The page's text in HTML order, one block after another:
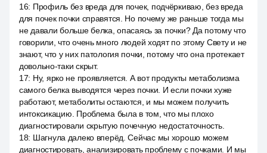
16: Профиль без вреда для почек, подчёркиваю, без вреда
для почек почки справятся. Но почему же раньше тогда мы
не давали больше белка, опасаясь за почки? Да потому что
говорили, что очень много людей ходят по этому Свету и не
знают, что у них патология почки, потому что она протекает
довольно-таки скрыт.
17: Ну, ярко не проявляется. А вот продукты метаболизма
самого белка выводятся через почки. И если почки хуже
работают, метаболиты остаются, и мы можем получить
интоксикацию. Проблема была в том, что мы плохо
диагностировали скрытую почечную недостаточность.
18: Шагнула далеко вперёд. Сейчас мы хорошо можем
диагностировать, анализировать проблему с почками. И мы